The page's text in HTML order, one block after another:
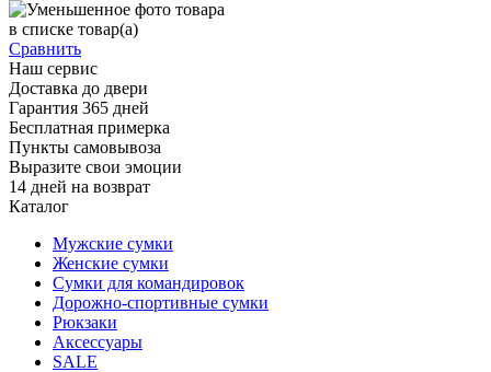
в списке товар(а)
Сравнить
Наш сервис
Доставка до двери
Гарантия 365 дней
Бесплатная примерка
Пункты самовывоза
Выразите свои эмоции
14 дней на возврат
Каталог
Мужские сумки
Женские сумки
Сумки для командировок
Дорожно-спортивные сумки
Рюкзаки
Аксессуары
SALE